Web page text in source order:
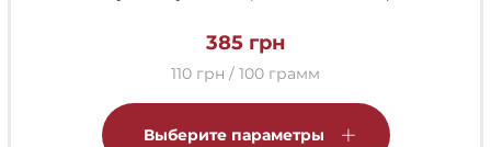
385 грн
110 грн / 100 грамм
Выберите параметры
товар